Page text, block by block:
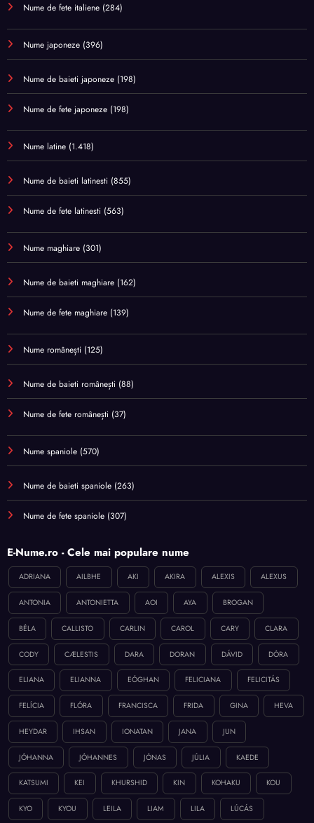
Nume de fete italiene (284)
Nume japoneze (396)
Nume de baieti japoneze (198)
Nume de fete japoneze (198)
Nume latine (1.418)
Nume de baieti latinesti (855)
Nume de fete latinesti (563)
Nume maghiare (301)
Nume de baieti maghiare (162)
Nume de fete maghiare (139)
Nume românești (125)
Nume de baieti românești (88)
Nume de fete românești (37)
Nume spaniole (570)
Nume de baieti spaniole (263)
Nume de fete spaniole (307)
E-Nume.ro - Cele mai populare nume
ADRIANA AILBHE AKI AKIRA ALEXIS ALEXUS
ANTONIA ANTONIETTA AOI AYA BROGAN
BÉLA CALLISTO CARLIN CAROL CARY CLARA
CODY CÆLESTIS DARA DORAN DÁVID DÓRA
ELIANA ELIANNA EÓGHAN FELICIANA FELICITÁS
FELÍCIA FLÓRA FRANCISCA FRIDA GINA HEVA
HEYDAR IHSAN IONATAN JANA JUN
JÓHANNA JÓHANNES JÓNAS JÚLIA KAEDE
KATSUMI KEI KHURSHID KIN KOHAKU KOU
KYO KYOU LEILA LIAM LILA LÚCÁS